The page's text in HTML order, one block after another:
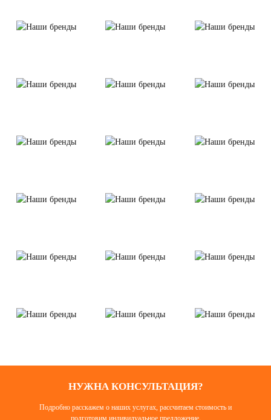
НУЖНА КОНСУЛЬТАЦИЯ?
Подробно расскажем о наших услугах, рассчитаем стоимость и